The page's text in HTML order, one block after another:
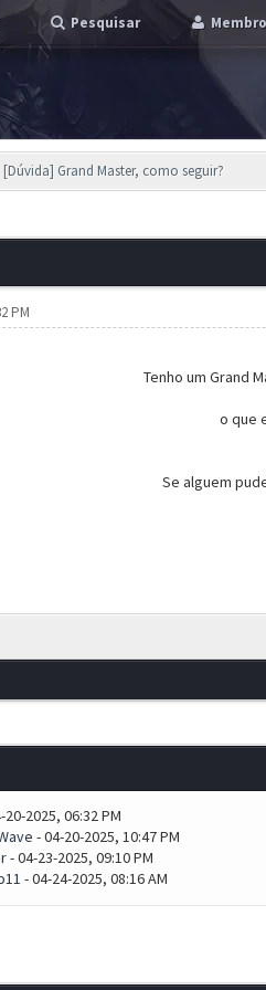
Pesquisar
[Dúvida] Grand Master, como seguir?
PM
Tenho um Grand
o que
Se alguem
2025, 06:32 PM
- 04-20-2025, 10:47 PM
- 04-23-2025, 09:10 PM
- 04-24-2025, 08:16 AM